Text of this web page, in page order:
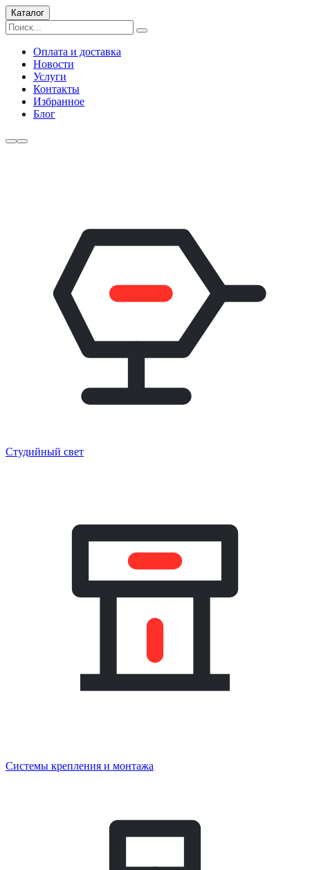
Каталог
Оплата и доставка
Новости
Услуги
Контакты
Избранное
Блог
Студийный свет
Системы крепления и монтажа